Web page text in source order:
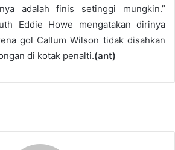
adalah finis setinggi mungkin.”
Eddie Howe mengatakan dirinya
gol Callum Wilson tidak disahkan
di kotak penalti.(ant)